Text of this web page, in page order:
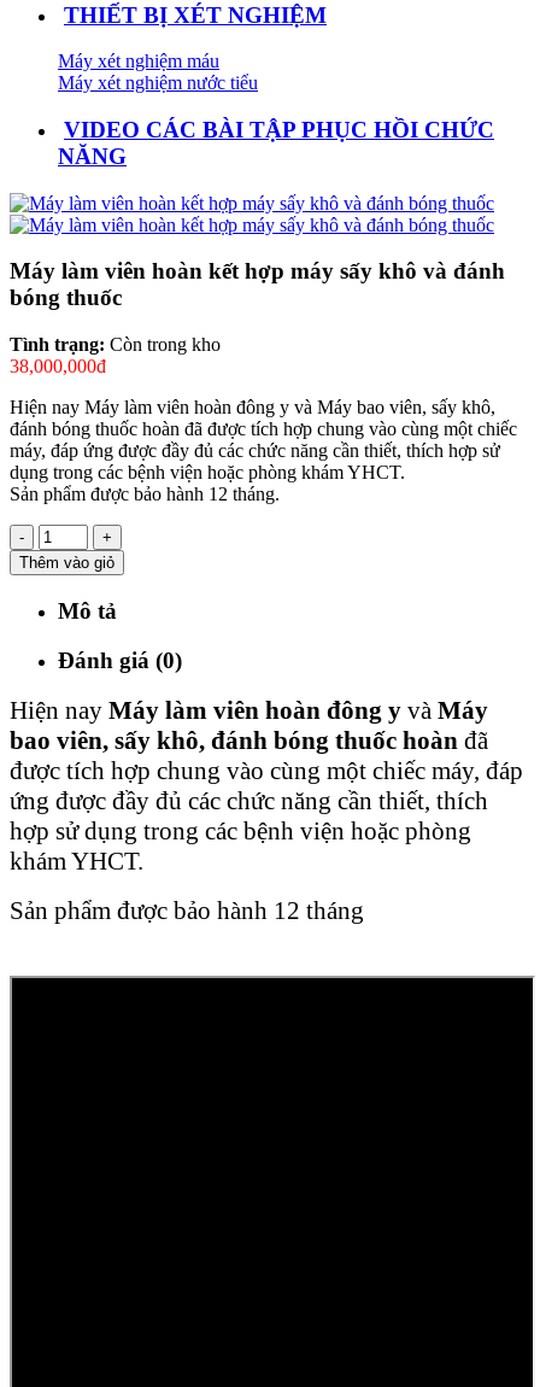
THIẾT BỊ XÉT NGHIỆM
Máy xét nghiệm máu
Máy xét nghiệm nước tiểu
VIDEO CÁC BÀI TẬP PHỤC HỒI CHỨC
NĂNG
Máy làm viên hoàn kết hợp máy sấy khô và đánh
bóng thuốc
Tình trạng: Còn trong kho
38,000,000đ
Hiện nay Máy làm viên hoàn đông y và Máy bao viên, sấy khô,
đánh bóng thuốc hoàn đã được tích hợp chung vào cùng một chiếc
máy, đáp ứng được đầy đủ các chức năng cần thiết, thích hợp sử
dụng trong các bệnh viện hoặc phòng khám YHCT.
Sản phẩm được bảo hành 12 tháng.
-
+
Thêm vào giỏ
Mô tả
Đánh giá (0)
Hiện nay Máy làm viên hoàn đông y và Máy
bao viên, sấy khô, đánh bóng thuốc hoàn đã
được tích hợp chung vào cùng một chiếc máy, đáp
ứng được đầy đủ các chức năng cần thiết, thích
hợp sử dụng trong các bệnh viện hoặc phòng
khám YHCT.
Sản phẩm được bảo hành 12 tháng